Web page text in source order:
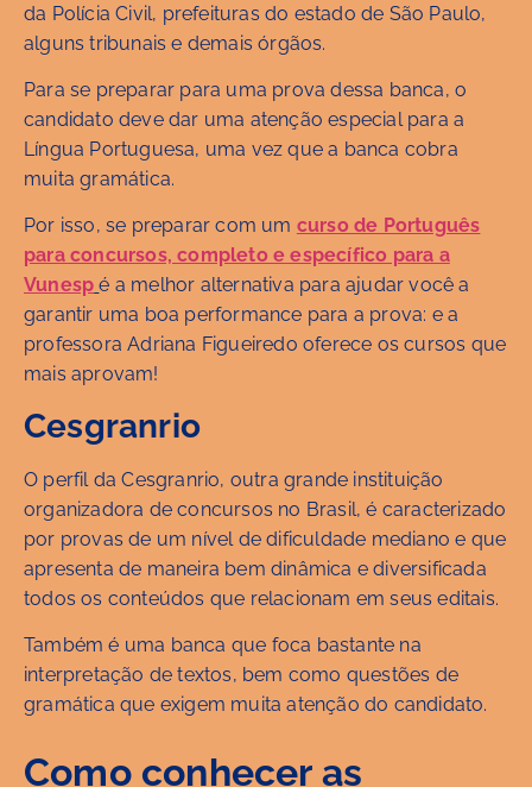
da Polícia Civil, prefeituras do estado de São Paulo,
alguns tribunais e demais órgãos.
Para se preparar para uma prova dessa banca, o
candidato deve dar uma atenção especial para a
Língua Portuguesa, uma vez que a banca cobra
muita gramática.
Por isso, se preparar com um curso de Português
para concursos, completo e específico para a
Vunesp é a melhor alternativa para ajudar você a
garantir uma boa performance para a prova: e a
professora Adriana Figueiredo oferece os cursos que
mais aprovam!
Cesgranrio
O perfil da Cesgranrio, outra grande instituição
organizadora de concursos no Brasil, é caracterizado
por provas de um nível de dificuldade mediano e que
apresenta de maneira bem dinâmica e diversificada
todos os conteúdos que relacionam em seus editais.
Também é uma banca que foca bastante na
interpretação de textos, bem como questões de
gramática que exigem muita atenção do candidato.
Como conhecer as